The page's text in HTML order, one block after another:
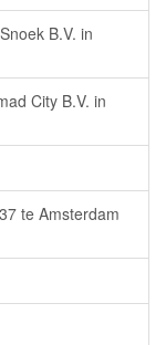
B.V. in
City B.V. in
te Amsterdam